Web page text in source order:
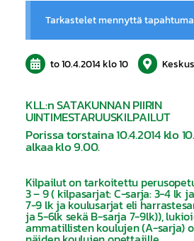
Tarkastelet mennyttä
to 10.4.2014klo 10
KLL:n SATAKUNNAN PIIRIN
UINTIMESTARUUSKILPAILUT
Porissa torstaina 10.4.2014 klo
alkaa klo 9.00.
Kilpailut on tarkoitettu
3 – 9 ( kilpasarjat: C-sarja: 3-4 lk
7-9 lk ja koulusarjat eli
ja 5-6lk sekä B-sarja 7-9lk)),
ammatillisten koulujen (A-sarja)